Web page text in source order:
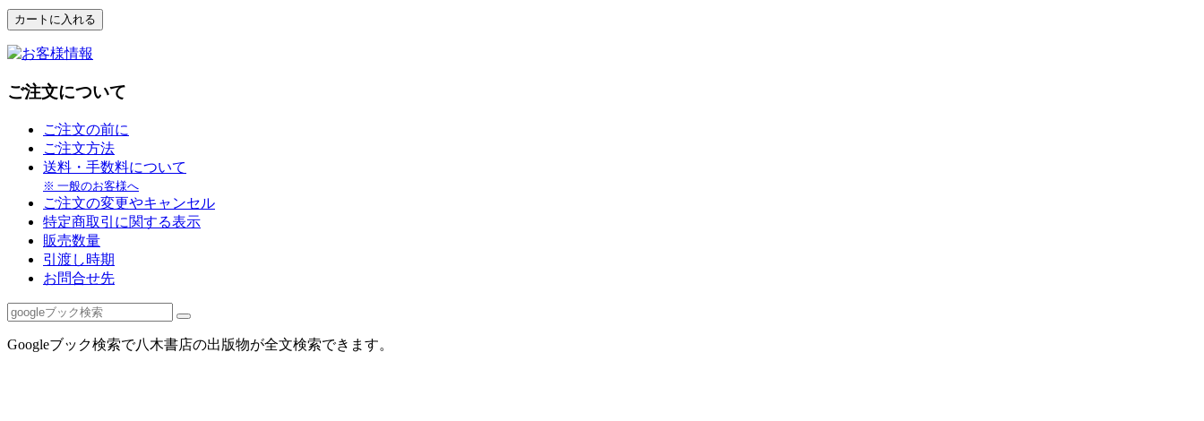
ご注文について
ご注文の前に
ご注文方法
送料・手数料について
※ 一般のお客様へ
ご注文の変更やキャンセル
特定商取引に関する表示
販売数量
引渡し時期
お問合せ先
Googleブック検索で八木書店の出版物が全文検索できます。